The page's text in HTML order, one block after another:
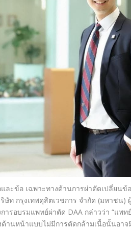
ละข้อ เฉพาะทางด้านการผ่าตัดเปลี่ยนข้
ษัท กรุงเทพดุสิตเวชการ จำกัด (มหาชน)
ารอบรมแพทย์ผ่าตัด DAA กล่าวว่า “แพท
ด้านหน้าแบบไม่มีการตัดกล้ามเนื้อนั้นอาจ